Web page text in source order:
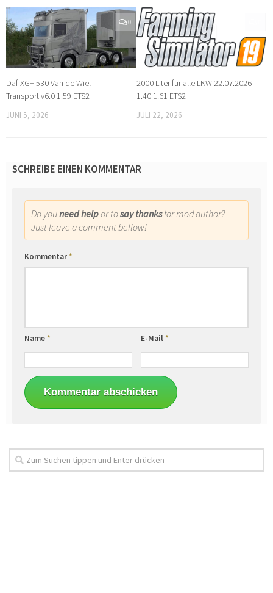
0
Daf XG+ 530 Van de Wiel
Transport v6.0 1.59 ETS2
JUNI 5, 2026
2000 Liter für alle LKW 22.07.2026
1.40 1.61 ETS2
JULI 22, 2026
SCHREIBE EINEN KOMMENTAR
Do youneed helpor tosay thanksfor mod author?
Just leave a comment bellow!
Kommentar*
Name* E-Mail*